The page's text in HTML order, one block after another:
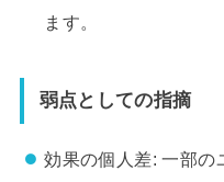
ます。
弱点としての指摘
効果の個人差: 一部の